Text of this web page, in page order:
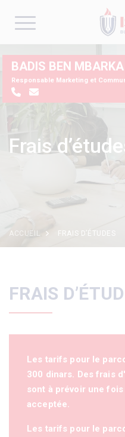
contenu
principal
Frais
ACCUEIL FRAIS D’ÉTUDES
BADIS BEN MBARKA
Responsable Marketing et
FRAIS
Les tarifs pour le
300 dinars. Des frais
sont à prévoir une
acceptée.
Les tarifs pour le